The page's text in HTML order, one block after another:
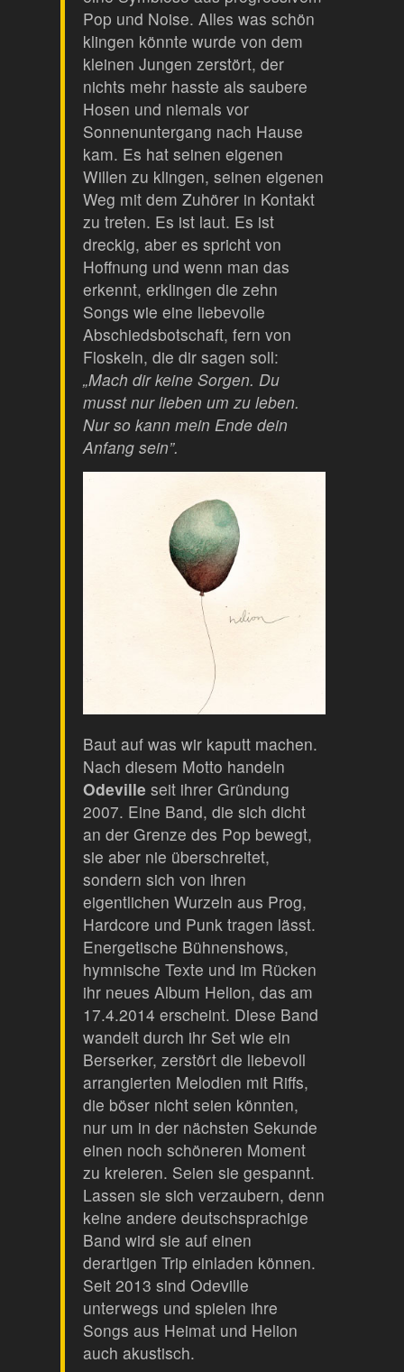
Pop und Noise. Alles was schön
klingen könnte wurde von dem
kleinen Jungen zerstört, der
nichts mehr hasste als saubere
Hosen und niemals vor
Sonnenuntergang nach Hause
kam. Es hat seinen eigenen
Willen zu klingen, seinen eigenen
Weg mit dem Zuhörer in Kontakt
zu treten. Es ist laut. Es ist
dreckig, aber es spricht von
Hoffnung und wenn man das
erkennt, erklingen die zehn
Songs wie eine liebevolle
Abschiedsbotschaft, fern von
Floskeln, die dir sagen soll:
„Mach dir keine Sorgen. Du
musst nur lieben um zu leben.
Nur so kann mein Ende dein
Anfang sein”.
Baut auf was wir kaputt machen.
Nach diesem Motto handeln
Odeville seit ihrer Gründung
2007. Eine Band, die sich dicht
an der Grenze des Pop bewegt,
sie aber nie überschreitet,
sondern sich von ihren
eigentlichen Wurzeln aus Prog,
Hardcore und Punk tragen lässt.
Energetische Bühnenshows,
hymnische Texte und im Rücken
ihr neues Album Helion, das am
17.4.2014 erscheint. Diese Band
wandelt durch ihr Set wie ein
Berserker, zerstört die liebevoll
arrangierten Melodien mit Riffs,
die böser nicht seien könnten,
nur um in der nächsten Sekunde
einen noch schöneren Moment
zu kreieren. Seien sie gespannt.
Lassen sie sich verzaubern, denn
keine andere deutschsprachige
Band wird sie auf einen
derartigen Trip einladen können.
Seit 2013 sind Odeville
unterwegs und spielen ihre
Songs aus Heimat und Helion
auch akustisch.